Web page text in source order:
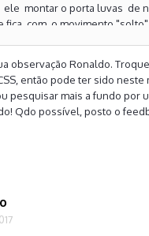
ele montar o porta luvas de
fica com o movimento
procurar dentro
até da via vcds ,mas acho
seu carro esta
observação Ronaldo.
então pode ter sido neste
pesquisar mais a fundo por
Qdo possível, posto o